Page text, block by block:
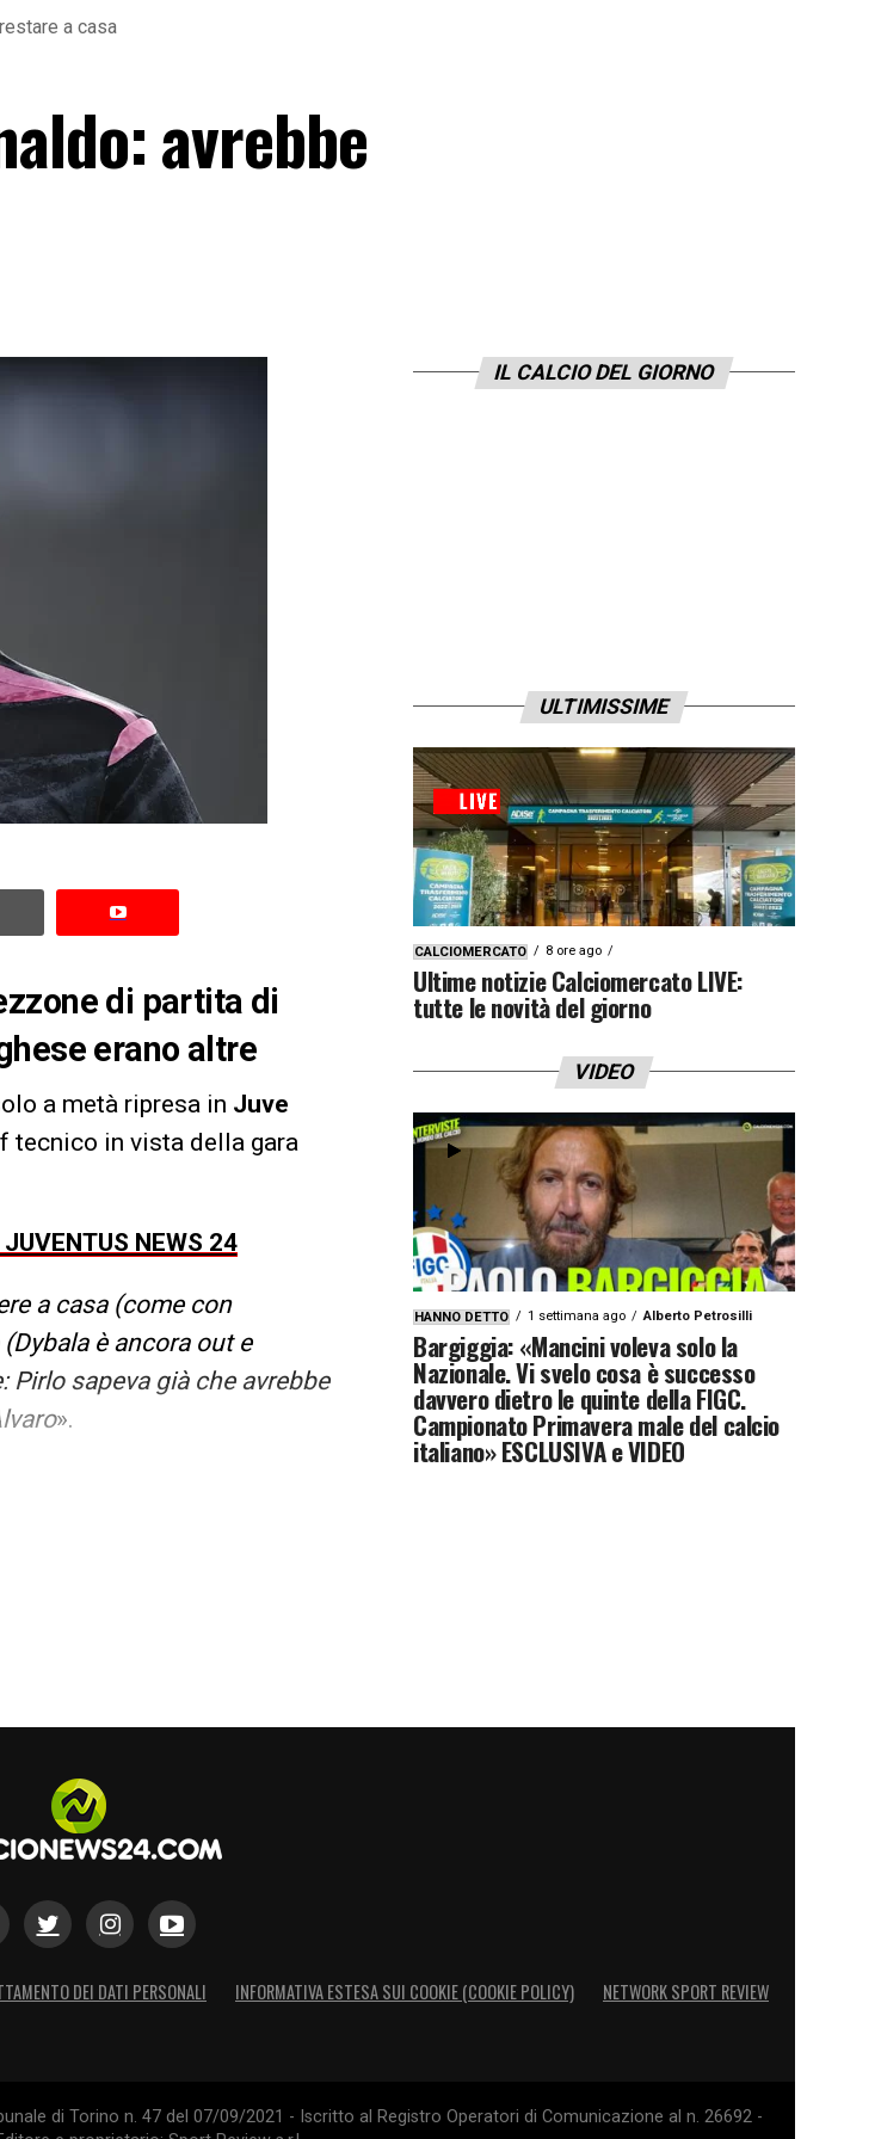
a casa
avrebbe
di partita di
erano altre
a metà ripresa in Juve
tecnico in vista della gara
NEWS 24
a casa (come con
è ancora out e
Pirlo sapeva già che avrebbe
».
IL CALCIO DEL GIORNO
ULTIMISSIME
CALCIOMERCATO 8 ore ago
Ultime notizie Calciomercato LIVE:
tutte le novità del giorno
VIDEO
HANNO DETTO 1 settimana ago Alberto Petrosilli
Bargiggia: «Mancini voleva solo la
Nazionale. Vi svelo cosa è successo
davvero dietro le quinte della FIGC.
Campionato Primavera male del calcio
italiano» ESCLUSIVA e VIDEO
DEI DATI PERSONALI INFORMATIVA ESTESA SUI COOKIE (COOKIE POLICY) NETWORK SPORT REVIEW
di Torino n. 47 del 07/09/2021 - Iscritto al Registro Operatori di Comunicazione al n. 26692 -